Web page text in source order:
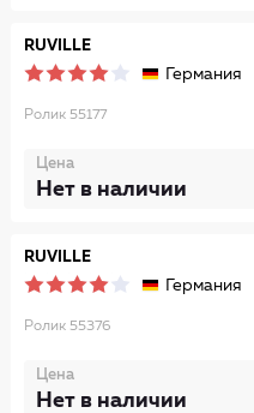
RUVILLE
Германия
Ролик 55177
Цена
Нет в наличии
RUVILLE
Германия
Ролик 55376
Цена
Нет в наличии